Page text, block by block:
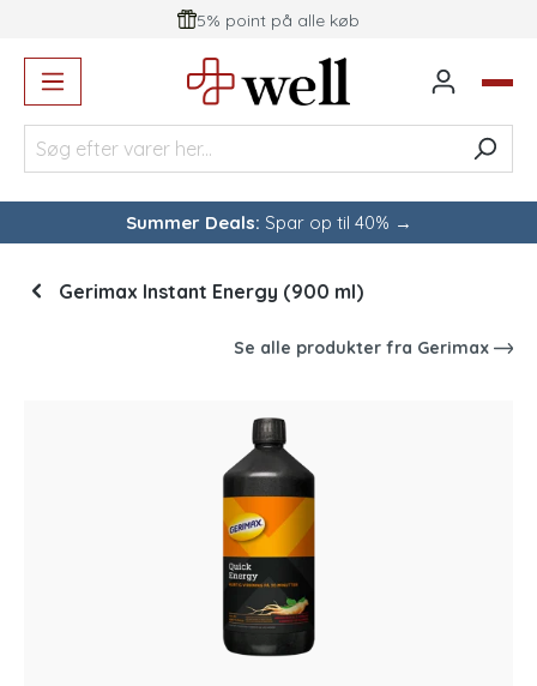
5% point på alle køb
Summer Deals: Spar op til 40% →
Gerimax Instant Energy (900 ml)
Se alle produkter fra Gerimax